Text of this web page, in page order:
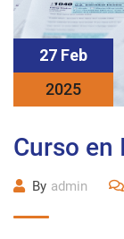
27 Feb
2025
Curso en
By admin